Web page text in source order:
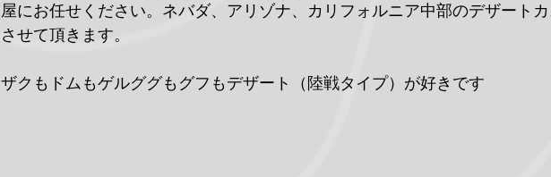
屋にお任せください。ネバダ、アリゾナ、カリフォルニア中部のデザート
させて頂きます。
ザクもドムもゲルググもグフもデザート（陸戦タイプ）が好きです